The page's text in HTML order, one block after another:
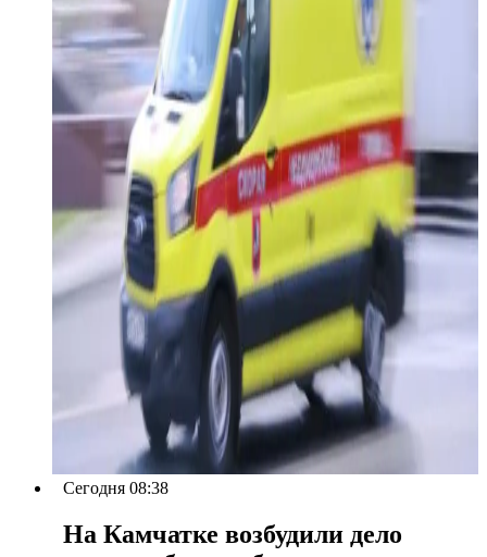
Сегодня 08:38
На Камчатке возбудили дело